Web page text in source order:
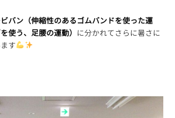
バン（伸縮性のあるゴムバンドを使った運
使う、足腰の運動） に分かれてさらに暑さに
す